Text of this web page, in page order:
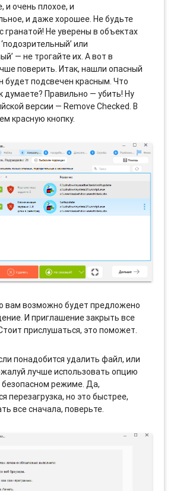
и очень плохое, и
и даже хорошее. Не будьте
гранатой! Не уверены в объектах
или
— не трогайте их. А вот в
поверить. Итак, нашли опасный
будет подсвечен красным. Что
думаете? Правильно — убить! Ну
версии — Remove Checked. В
красную кнопку.
вам возможно будет предложено
И приглашение закрыть все
прислушаться, это поможет.
понадобится удалить файл, или
лучше использовать опцию
безопасном режиме. Да,
перезагрузка, но это быстрее,
все сначала, поверьте.